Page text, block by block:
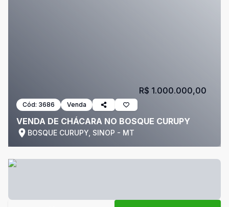
Cód: 3686 Venda
VENDA DE CHÁCARA NO BOSQUE CURUPY
BOSQUE CURUPY, SINOP - MT
R$ 1.000.000,00